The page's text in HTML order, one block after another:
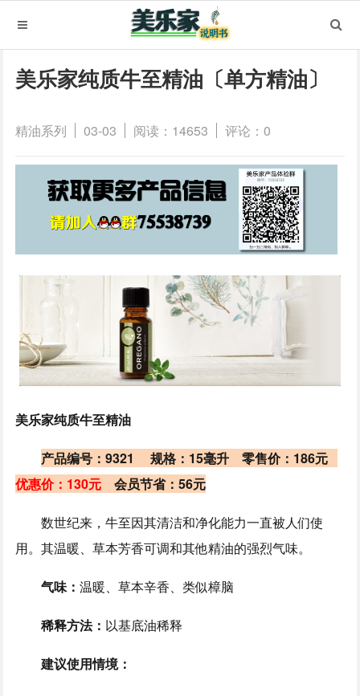
美乐家纯质牛至精油〔单方精油〕
精油系列 03-03 阅读：14653 评论：0
美乐家纯质牛至精油
产品编号：9321 规格：15毫升 零售价：186元
优惠价：130元 会员节省：56元
数世纪来，牛至因其清洁和净化能力一直被人们使
用。其温暖、草本芳香可调和其他精油的强烈气味。
气味：温暖、草本辛香、类似樟脑
稀释方法： 以基底油稀释
建议使用情境：